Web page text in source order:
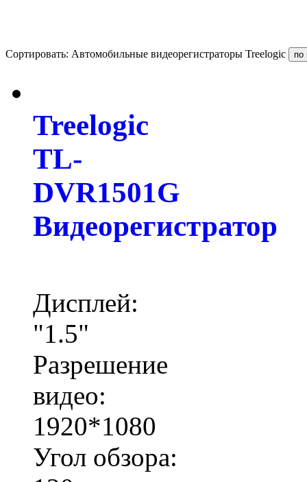
Сортировать: Автомобильные видеорегистраторы Treelogic
Treelogic
TL-
DVR1501G
Видеорегистратор
Дисплей:
"1.5"
Разрешение
видео:
1920*1080
Угол обзора: